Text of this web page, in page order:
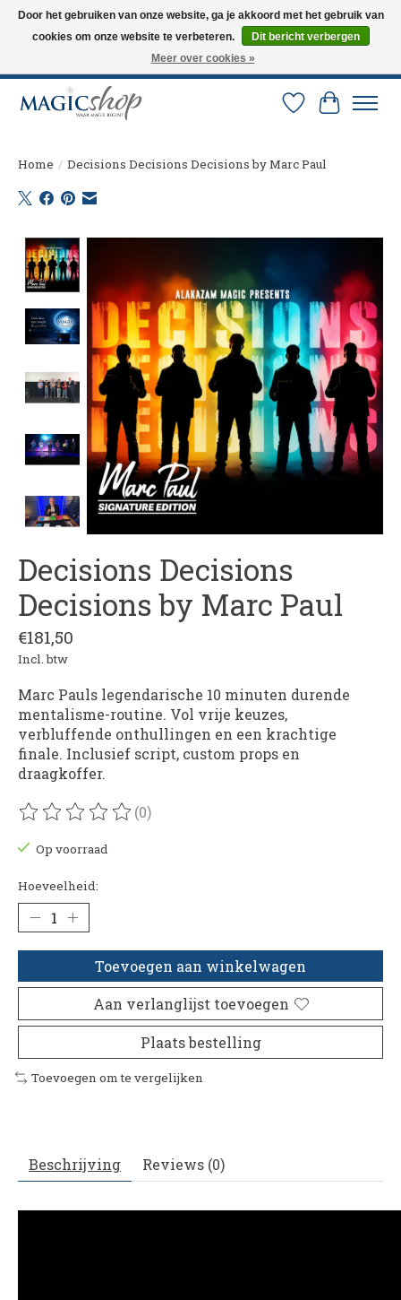
Altijd de nieuwste trucs op voorraad. Snelle verzending via PostNL en DHL.
Langskomen in onze winkel? Bel of mail om een afspraak te maken. 0251-
Verlanglijst
Home / Decisions Decisions Decisions by Marc Paul
Decisions Decisions
Decisions by Marc Paul
€181,50
Incl. btw
Marc Pauls legendarische 10 minuten durende
mentalisme-routine. Vol vrije keuzes,
verbluffende onthullingen en een krachtige
finale. Inclusief script, custom props en
draagkoffer.
De beoordeling van dit product is
(0)
Op voorraad
Hoeveelheid:
Toevoegen aan winkelwagen
Aan verlanglijst toevoegen
Plaats bestelling
Toevoegen om te vergelijken
Beschrijving Reviews (0)
Door het gebruiken van onze website, ga je akkoord met het gebruik van
cookies om onze website te verbeteren.
Dit bericht verbergen
Meer over cookies »